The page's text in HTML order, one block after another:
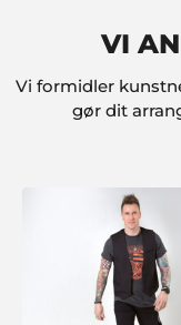
VI
Vi formidler
gør dit